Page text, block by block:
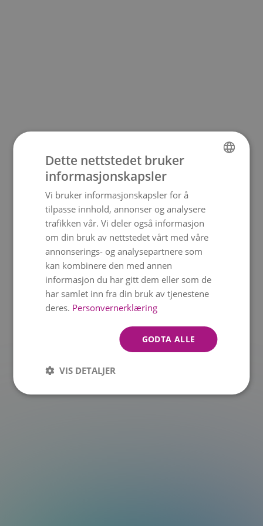
500
t.at is not a function
ENGLISH
Dette nettstedet bruker
informasjonskapsler
Vi bruker informasjonskapsler for å
tilpasse innhold, annonser og analysere
trafikken vår. Vi deler også informasjon
om din bruk av nettstedet vårt med våre
annonserings- og analysepartnere som
kan kombinere den med annen
informasjon du har gitt dem eller som de
har samlet inn fra din bruk av tjenestene
deres. Personvernerklæring
GODTA ALLE
VIS DETALJER